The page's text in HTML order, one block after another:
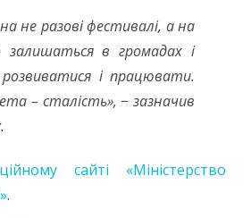
не разові фестивалі, а на
в громадах і
і працювати.
– сталість», − зазначив
.
сайті «Міністерство
.